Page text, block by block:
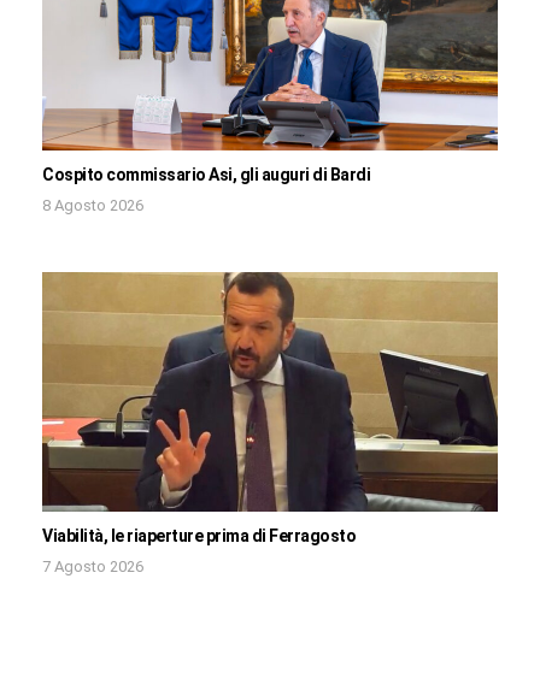
Cospito commissario Asi, gli auguri di Bardi
8 Agosto 2026
Viabilità, le riaperture prima di Ferragosto
7 Agosto 2026